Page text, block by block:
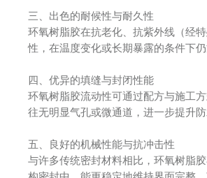
三、出色的耐候性与耐久性
环氧树脂胶在抗老化、抗紫外线（经
性，在温度变化或长期暴露的条件下
四、优异的填缝与封闭性能
环氧树脂胶流动性可通过配方与施工
往无明显气孔或微通道，进一步提升
五、良好的机械性能与抗冲击性
与许多传统密封材料相比，环氧树脂